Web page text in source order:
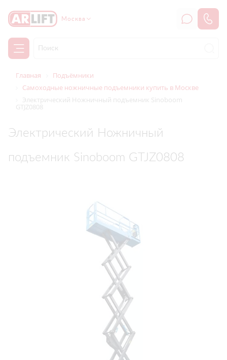
Москва
Главная
Подъёмники
Самоходные ножничные подъемники купить в Москве
Электрический Ножничный подъемник Sinoboom
GTJZ0808
Электрический Ножничный
подъемник Sinoboom GTJZ0808